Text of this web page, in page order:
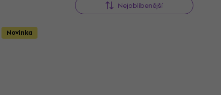
Nejoblíbenější
Novinka